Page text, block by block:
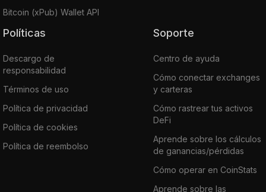
Bitcoin (xPub) Wallet API
Políticas
Descargo de
responsabilidad
Términos de uso
Política de privacidad
Política de cookies
Política de reembolso
Soporte
Centro de ayuda
Cómo conectar exchanges
y carteras
Cómo rastrear tus activos
DeFi
Aprende sobre los cálculos
de ganancias/pérdidas
Cómo operar en CoinStats
Aprende sobre las